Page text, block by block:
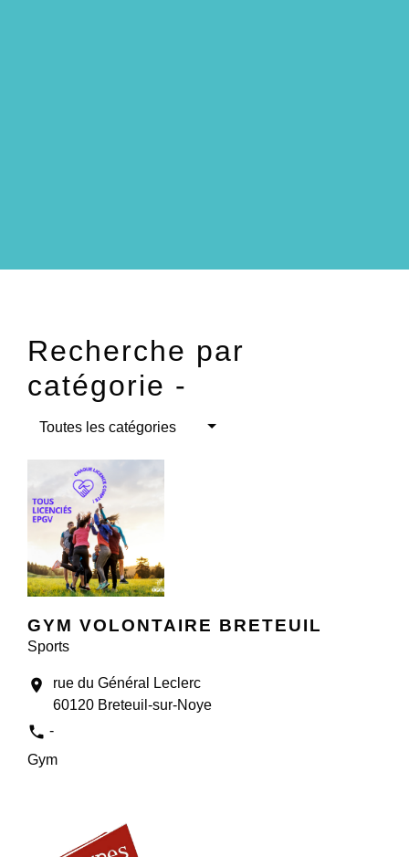
Recherche par
catégorie -
Toutes les catégories
GYM VOLONTAIRE BRETEUIL
Sports
location_on
rue du Général Leclerc
60120 Breteuil-sur-Noye
phone -
Gym